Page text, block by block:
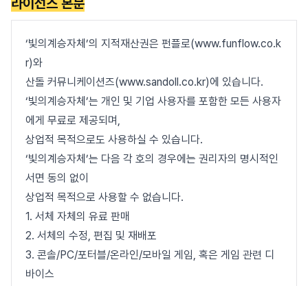
라이선스 본문
‘빛의계승자체’의 지적재산권은 펀플로(www.funflow.co.k
r)와
산돌 커뮤니케이션즈(www.sandoll.co.kr)에 있습니다.
‘빛의계승자체’는 개인 및 기업 사용자를 포함한 모든 사용자
에게 무료로 제공되며,
상업적 목적으로도 사용하실 수 있습니다.
‘빛의계승자체’는 다음 각 호의 경우에는 권리자의 명시적인
서면 동의 없이
상업적 목적으로 사용할 수 없습니다.
1. 서체 자체의 유료 판매
2. 서체의 수정, 편집 및 재배포
3. 콘솔/PC/포터블/온라인/모바일 게임, 혹은 게임 관련 디
바이스